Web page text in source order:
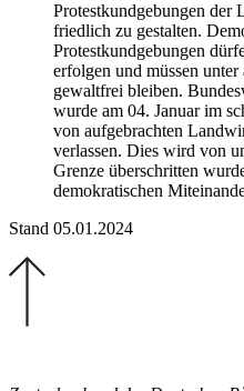
Protestkundgebungen der
friedlich zu gestalten.
Protestkundgebungen
erfolgen und müssen unter
gewaltfrei bleiben.
wurde am 04. Januar im
von aufgebrachten
verlassen. Dies wird von
Grenze überschritten
demokratischen
Stand 05.01.2024